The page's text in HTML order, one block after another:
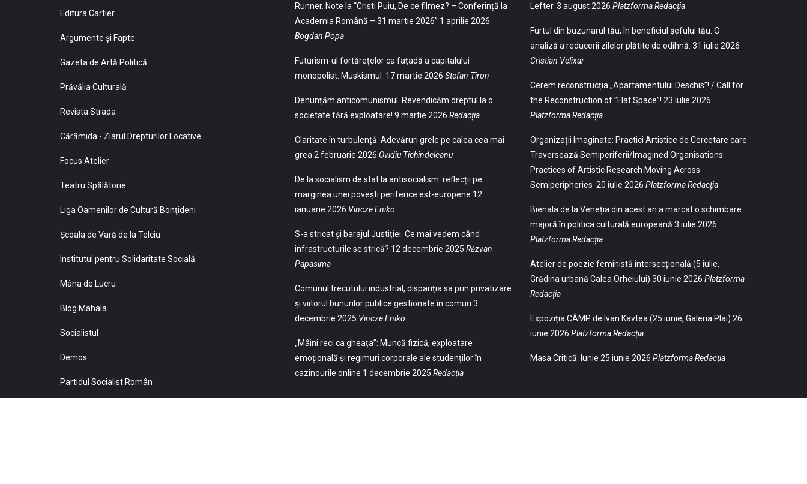
Editura Cartier
Argumente și Fapte
Gazeta de Artă Politică
Prăvălia Culturală
Revista Strada
Cărămida - Ziarul Drepturilor Locative
Focus Atelier
Teatru Spălătorie
Liga Oamenilor de Cultură Bonţideni
Şcoala de Vară de la Telciu
Institutul pentru Solidaritate Socială
Mâna de Lucru
Blog Mahala
Socialistul
Demos
Partidul Socialist Român
Runner. Note la “Cristi Puiu, De ce filmez? – Conferință la
Academia Română – 31 martie 2026” 1 aprilie 2026
Bogdan Popa
Futurism-ul fortărețelor ca fațadă a capitalului
monopolist: Muskismul 17 martie 2026 Stefan Tiron
Denunțăm anticomunismul. Revendicăm dreptul la o
societate fără exploatare! 9 martie 2026 Redacția
Claritate în turbulență. Adevăruri grele pe calea cea mai
grea 2 februarie 2026 Ovidiu Tichindeleanu
De la socialism de stat la antisocialism: reflecții pe
marginea unei povești periferice est-europene 12
ianuarie 2026 Vincze Enikö
S-a stricat și barajul Justiției. Ce mai vedem când
infrastructurile se strică? 12 decembrie 2025 Răzvan
Papasima
Comunul trecutului industrial, dispariția sa prin privatizare
și viitorul bunurilor publice gestionate în comun 3
decembrie 2025 Vincze Enikö
„Mâini reci ca gheața”: Muncă fizică, exploatare
emoțională și regimuri corporale ale studenților în
cazinourile online 1 decembrie 2025 Redacția
Lefter. 3 august 2026 Platzforma Redacția
Furtul din buzunarul tău, în beneficiul șefului tău. O
analiză a reducerii zilelor plătite de odihnă. 31 iulie 2026
Cristian Velixar
Cerem reconstrucția „Apartamentului Deschis”! / Call for
the Reconstruction of ”Flat Space”! 23 iulie 2026
Platzforma Redacția
Organizații Imaginate: Practici Artistice de Cercetare care
Traversează Semiperiferii/Imagined Organisations:
Practices of Artistic Research Moving Across
Semiperipheries 20 iulie 2026 Platzforma Redacția
Bienala de la Veneția din acest an a marcat o schimbare
majoră în politica culturală europeană 3 iulie 2026
Platzforma Redacția
Atelier de poezie feministă intersecțională (5 iulie,
Grădina urbană Calea Orheiului) 30 iunie 2026 Platzforma
Redacția
Expoziția CÂMP de Ivan Kavtea (25 iunie, Galeria Plai) 26
iunie 2026 Platzforma Redacția
Masa Critică: Iunie 25 iunie 2026 Platzforma Redacția